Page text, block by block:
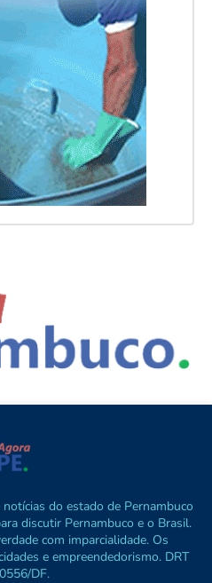
do estado de Pernambuco
discutir Pernambuco e o Brasil.
com imparcialidade. Os
e empreendedorismo. DRT
DF.